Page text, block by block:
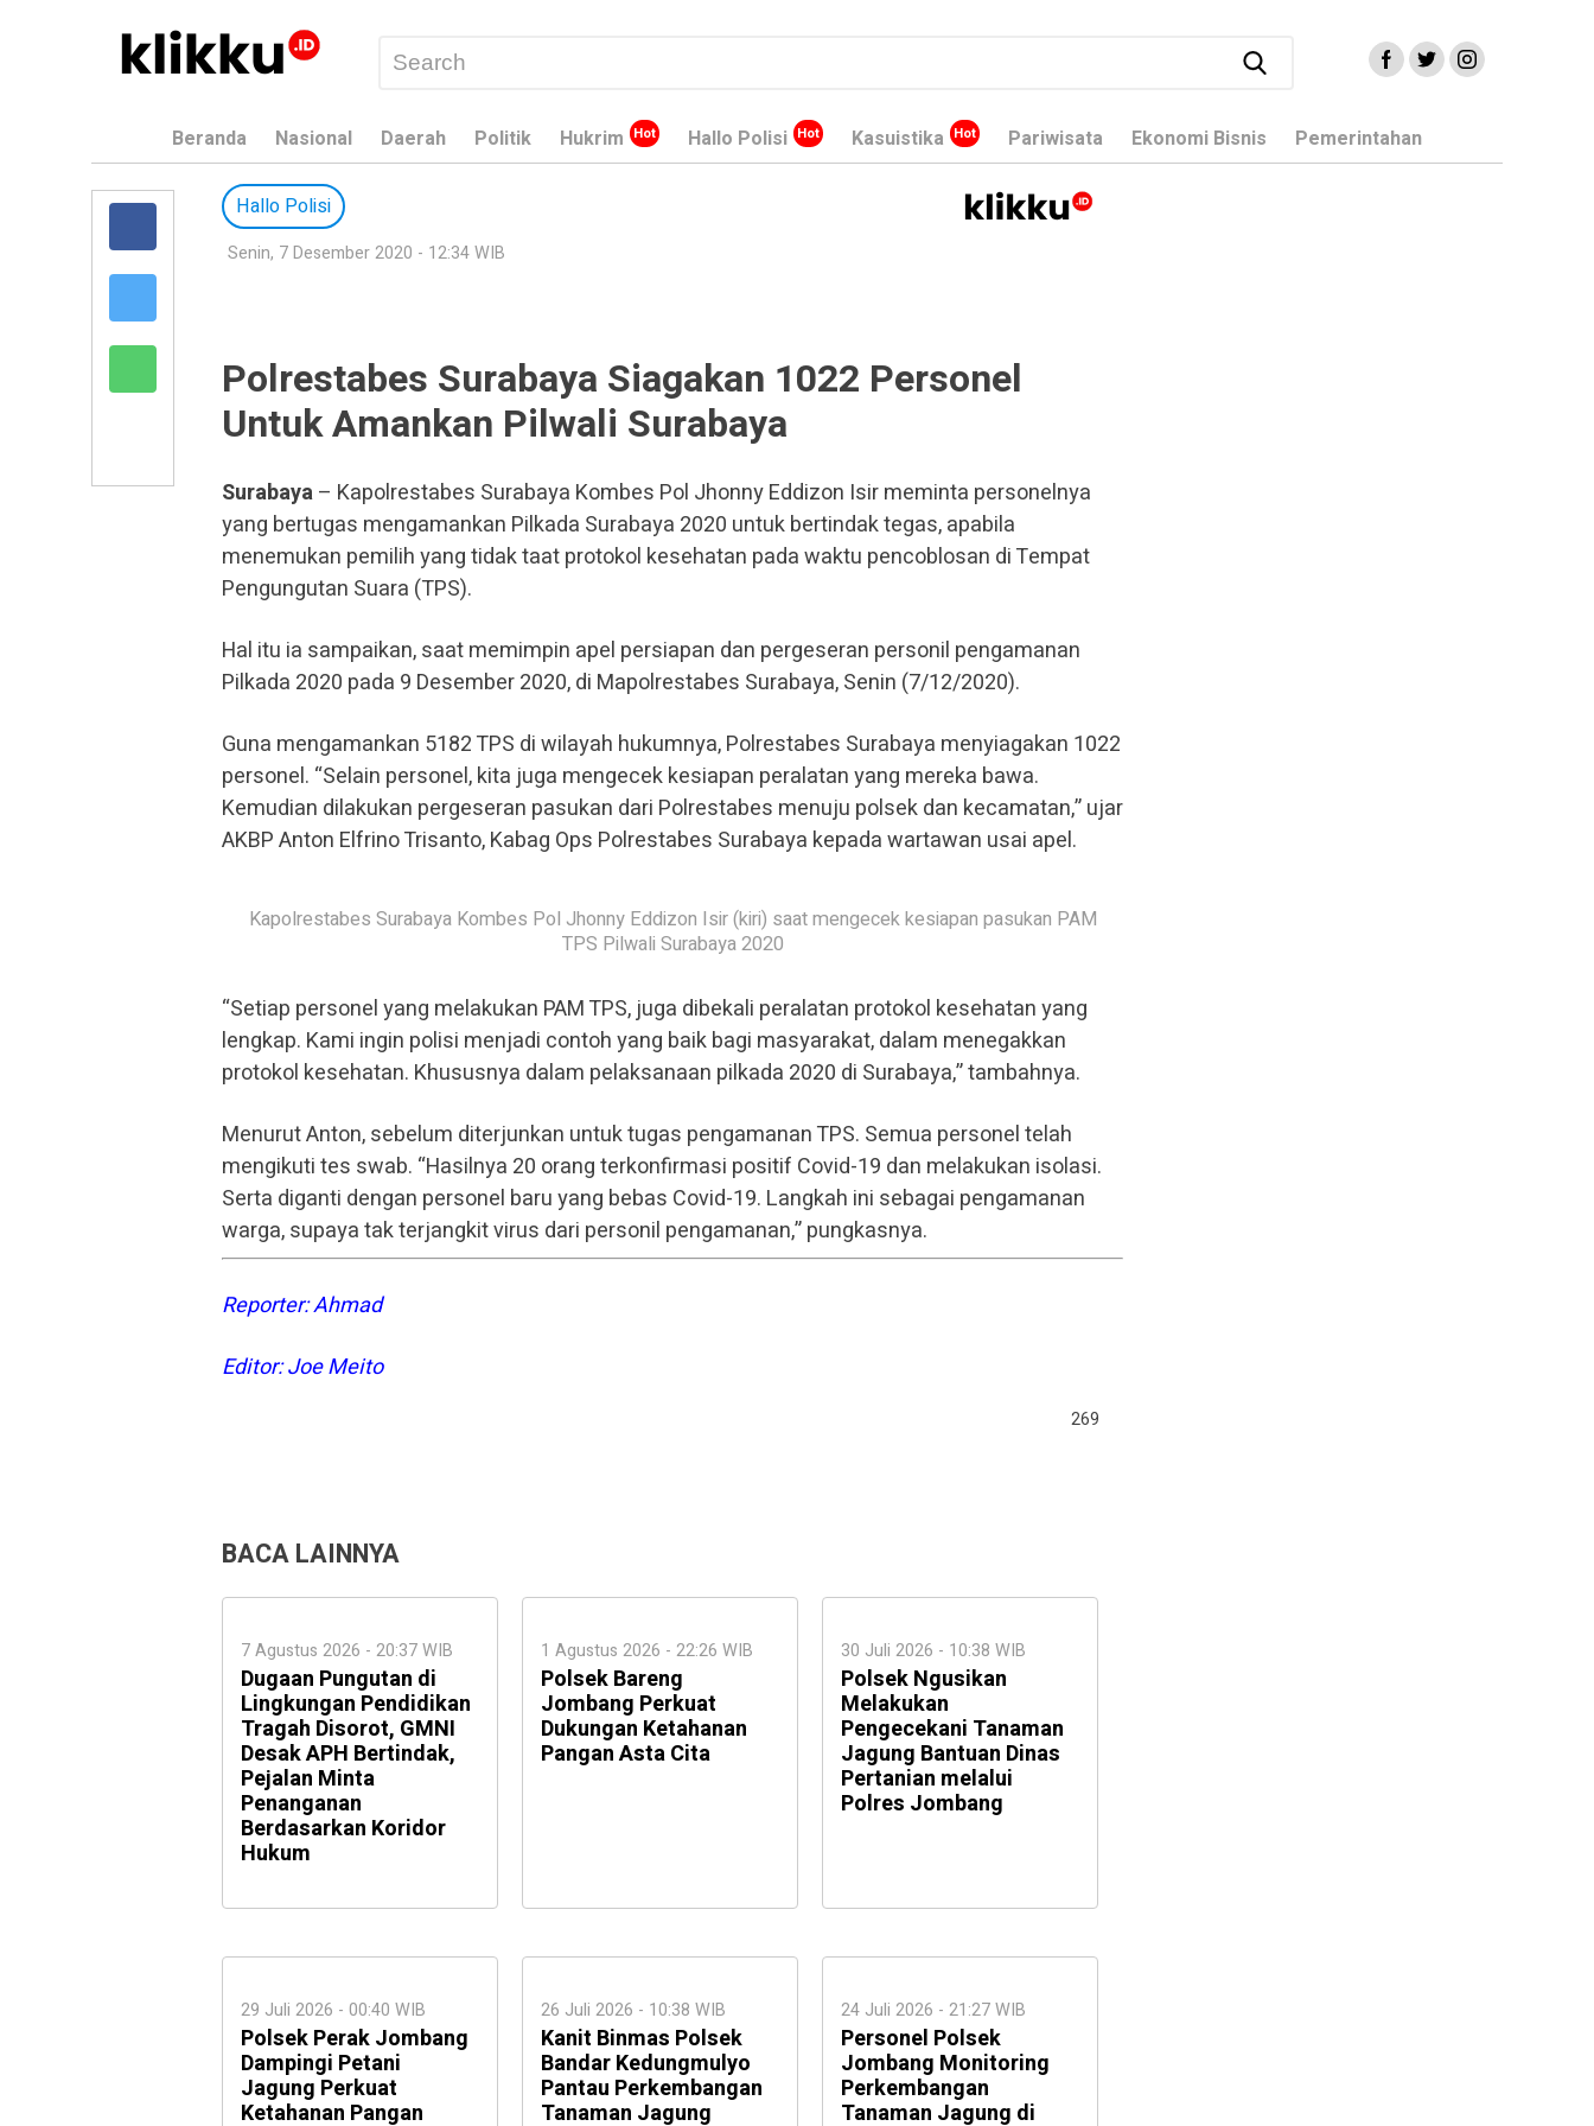
Beranda Nasional Daerah Politik Hukrim Hallo Polisi Kasuistika Pariwisata Ekonomi Bisnis Pemerintahan
Hallo Polisi
Senin, 7 Desember 2020 - 12:34 WIB
Polrestabes Surabaya Siagakan 1022 Personel
Untuk Amankan Pilwali Surabaya
Surabaya– Kapolrestabes Surabaya Kombes Pol Jhonny Eddizon Isir meminta personelnya
yang bertugas mengamankan Pilkada Surabaya 2020 untuk bertindak tegas, apabila
menemukan pemilih yang tidak taat protokol kesehatan pada waktu pencoblosan di Tempat
Pengungutan Suara (TPS).
Hal itu ia sampaikan, saat memimpin apel persiapan dan pergeseran personil pengamanan
Pilkada 2020 pada 9 Desember 2020, di Mapolrestabes Surabaya, Senin (7/12/2020).
Guna mengamankan 5182 TPS di wilayah hukumnya, Polrestabes Surabaya menyiagakan 1022
personel. “Selain personel, kita juga mengecek kesiapan peralatan yang mereka bawa.
Kemudian dilakukan pergeseran pasukan dari Polrestabes menuju polsek dan kecamatan,” ujar
AKBP Anton Elfrino Trisanto, Kabag Ops Polrestabes Surabaya kepada wartawan usai apel.
Kapolrestabes Surabaya Kombes Pol Jhonny Eddizon Isir (kiri) saat mengecek kesiapan pasukan PAM
TPS Pilwali Surabaya 2020
“Setiap personel yang melakukan PAM TPS, juga dibekali peralatan protokol kesehatan yang
lengkap. Kami ingin polisi menjadi contoh yang baik bagi masyarakat, dalam menegakkan
protokol kesehatan. Khususnya dalam pelaksanaan pilkada 2020 di Surabaya,” tambahnya.
Menurut Anton, sebelum diterjunkan untuk tugas pengamanan TPS. Semua personel telah
mengikuti tes swab. “Hasilnya 20 orang terkonfirmasi positif Covid-19 dan melakukan isolasi.
Serta diganti dengan personel baru yang bebas Covid-19. Langkah ini sebagai pengamanan
warga, supaya tak terjangkit virus dari personil pengamanan,” pungkasnya.
Reporter: Ahmad
Editor: Joe Meito
269
BACA LAINNYA
7 Agustus 2026 - 20:37 WIB
Dugaan Pungutan di
Lingkungan Pendidikan
Tragah Disorot, GMNI
Desak APH Bertindak,
Pejalan Minta
Penanganan
Berdasarkan Koridor
Hukum
1 Agustus 2026 - 22:26 WIB
Polsek Bareng
Jombang Perkuat
Dukungan Ketahanan
Pangan Asta Cita
30 Juli 2026 - 10:38 WIB
Polsek Ngusikan
Melakukan
Pengecekani Tanaman
Jagung Bantuan Dinas
Pertanian melalui
Polres Jombang
29 Juli 2026 - 00:40 WIB
Polsek Perak Jombang
Dampingi Petani
Jagung Perkuat
Ketahanan Pangan
26 Juli 2026 - 10:38 WIB
Kanit Binmas Polsek
Bandar Kedungmulyo
Pantau Perkembangan
Tanaman Jagung
24 Juli 2026 - 21:27 WIB
Personel Polsek
Jombang Monitoring
Perkembangan
Tanaman Jagung di